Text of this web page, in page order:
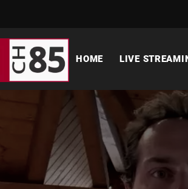
HOME LIVE